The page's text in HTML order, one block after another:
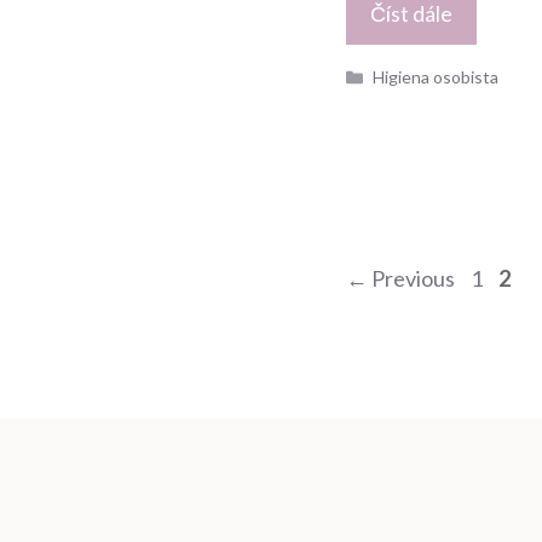
Číst dále
Kategorie
Higiena osobista
Nawigacja
← Previous Page
1 2